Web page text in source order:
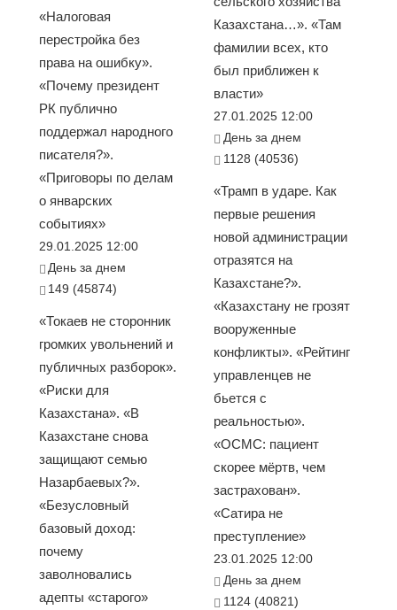
«Налоговая
перестройка без
права на ошибку».
«Почему президент
РК публично
поддержал народного
писателя?».
«Приговоры по делам
о январских
событиях»
29.01.2025 12:00
День за днем
149 (45874)
«Токаев не сторонник
громких увольнений и
публичных разборок».
«Риски для
Казахстана». «В
Казахстане снова
защищают семью
Назарбаевых?».
«Безусловный
базовый доход:
почему
заволновались
адепты «старого»
Казахстана…». «Там
фамилии всех, кто
был приближен к
власти»
27.01.2025 12:00
День за днем
1128 (40536)
«Трамп в ударе. Как
первые решения
новой администрации
отразятся на
Казахстане?».
«Казахстану не грозят
вооруженные
конфликты». «Рейтинг
управленцев не
бьется с
реальностью».
«ОСМС: пациент
скорее мёртв, чем
застрахован».
«Сатира не
преступление»
23.01.2025 12:00
День за днем
1124 (40821)